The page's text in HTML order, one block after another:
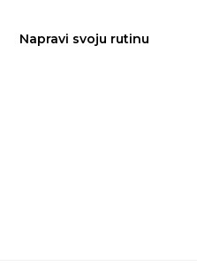
Napravi svoju rutinu